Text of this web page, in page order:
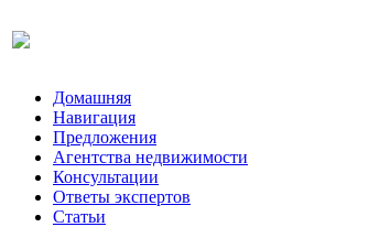
Домашняя
Навигация
Предложения
Агентства недвижимости
Консультации
Ответы экспертов
Статьи